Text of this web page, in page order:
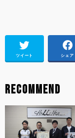
ツイート シェア
RECOMMEND